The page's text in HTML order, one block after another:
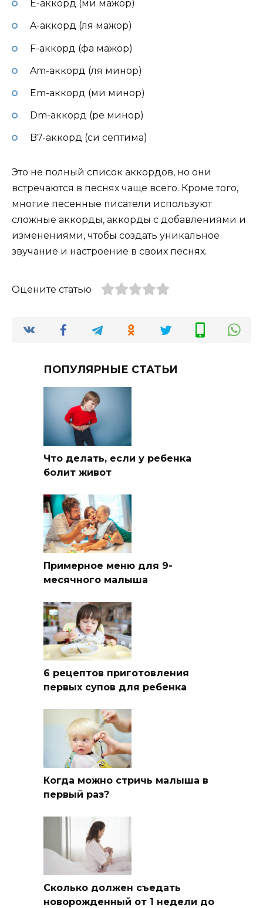
E-аккорд (ми мажор)
A-аккорд (ля мажор)
F-аккорд (фа мажор)
Am-аккорд (ля минор)
Em-аккорд (ми минор)
Dm-аккорд (ре минор)
B7-аккорд (си септима)
Это не полный список аккордов, но они
встречаются в песнях чаще всего. Кроме того,
многие песенные писатели используют
сложные аккорды, аккорды с добавлениями и
изменениями, чтобы создать уникальное
звучание и настроение в своих песнях.
Оцените статью
ПОПУЛЯРНЫЕ СТАТЬИ
Что делать, если у ребенка
болит живот
Примерное меню для 9-
месячного малыша
6 рецептов приготовления
первых супов для ребенка
Когда можно стричь малыша в
первый раз?
Сколько должен съедать
новорожденный от 1 недели до